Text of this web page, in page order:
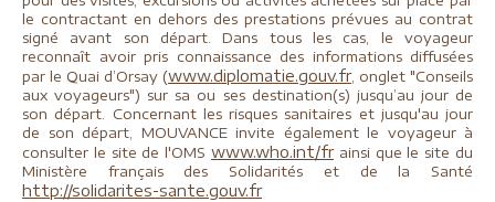
le contractant en dehors des prestations prévues au contrat
signé avant son départ. Dans tous les cas, le voyageur
reconnaît avoir pris connaissance des informations diffusées
par le Quai d’Orsay (www.diplomatie.gouv.fr, onglet "Conseils
aux voyageurs") sur sa ou ses destination(s) jusqu’au jour de
son départ. Concernant les risques sanitaires et jusqu'au jour
de son départ, MOUVANCE invite également le voyageur à
consulter le site de l'OMS www.who.int/frainsi que le site du
Ministère français des Solidarités et de la Santé
http://solidarites-sante.gouv.fr